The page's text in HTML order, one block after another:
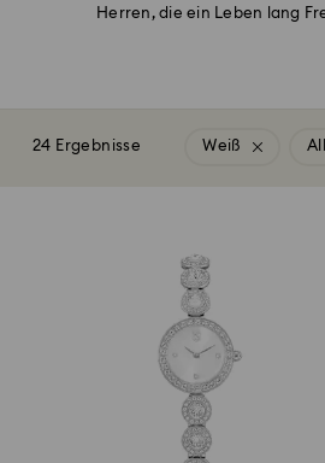
Herren, die ein Leben lang
24 Ergebnisse Weiß